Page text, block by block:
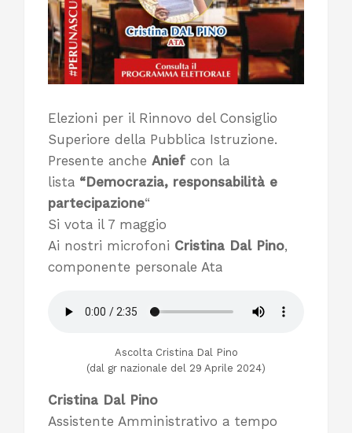
Elezioni per il Rinnovo del Consiglio
Superiore della Pubblica Istruzione.
Presente anche Anief con la
lista “Democrazia, responsabilità e
partecipazione“
Si vota il 7 maggio
Ai nostri microfoni Cristina Dal Pino,
componente personale Ata
Ascolta Cristina Dal Pino
(dal gr nazionale del 29 Aprile 2024)
Cristina Dal Pino
Assistente Amministrativo a tempo